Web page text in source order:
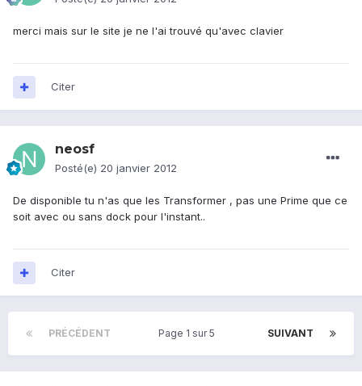
merci mais sur le site je ne l'ai trouvé qu'avec clavier
Citer
neosf
Posté(e) 20 janvier 2012
De disponible tu n'as que les Transformer , pas une Prime que ce
soit avec ou sans dock pour l'instant..
Citer
PRÉCÉDENT SUIVANT
Page 1 sur 5